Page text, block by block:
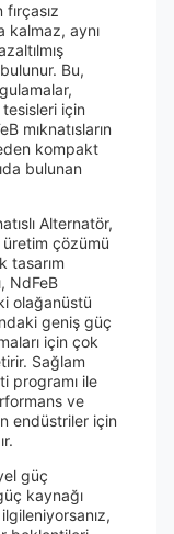
kalmaz, aynı
Bu,
için
mıknatısların
kompakt
bulunan
Alternatör,
üretim çözümü
tasarım
NdFeB
olağanüstü
geniş güç
için çok
Sağlam
programı ile
ve
endüstriler için
güç
kaynağı